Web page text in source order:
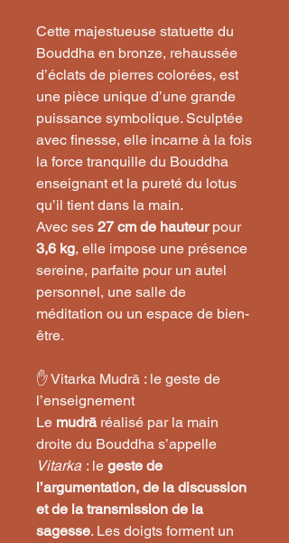
Cette majestueuse statuette du
Bouddha en bronze, rehaussée
d’éclats de pierres colorées, est
une pièce unique d’une grande
puissance symbolique. Sculptée
avec finesse, elle incarne à la fois
la force tranquille du Bouddha
enseignant et la pureté du lotus
qu’il tient dans la main.
Avec ses 27 cm de hauteurpour
3,6 kg, elle impose une présence
sereine, parfaite pour un autel
personnel, une salle de
méditation ou un espace de bien-
être.
✋ Vitarka Mudrā : le geste de
l’enseignement
Le mudrāréalisé par la main
droite du Bouddha s’appelle
Vitarka : le geste de
l’argumentation, de la discussion
et de la transmission de la
sagesse. Les doigts forment un